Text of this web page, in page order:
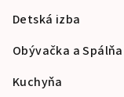
Detská izba
Obývačka a Spálňa
Kuchyňa